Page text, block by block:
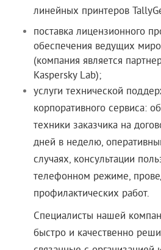
линейных принтеров
поставка лицензионного
обеспечения ведущих
(компания является
Kaspersky Lab);
услуги технической
корпоративного сервиса:
техники заказчика на
дней в неделю,
случаях, консультации
телефонном режиме,
профилактических работ.
Специалисты нашей
быстро и качественно